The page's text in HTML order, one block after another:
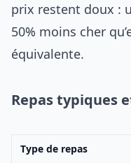
prix restent doux :
50% moins cher
équivalente.
Repas typiques
Type de repas